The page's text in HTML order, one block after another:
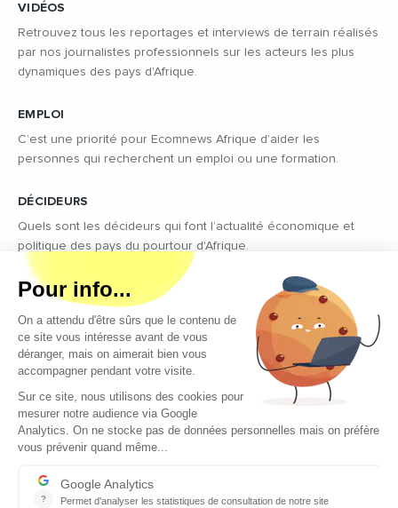
VIDÉOS
Retrouvez tous les reportages et interviews de terrain réalisés
par nos journalistes professionnels sur les acteurs les plus
dynamiques des pays d'Afrique.
EMPLOI
C’est une priorité pour Ecomnews Afrique d’aider les
personnes qui recherchent un emploi ou une formation.
DÉCIDEURS
Quels sont les décideurs qui font l’actualité économique et
politique des pays du pourtour d'Afrique.
Copyright © 2026 - Tous droits réservés
Qui sommes-nous ?
Contact